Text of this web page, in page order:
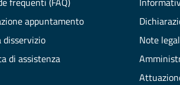
appuntamento
disservizio
di assistenza
Note